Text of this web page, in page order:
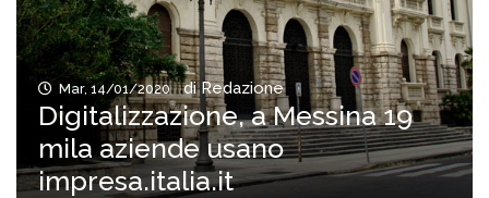
Mar, 14/01/2020 di Redazione
Digitalizzazione, a Messina 19
mila aziende usano
impresa.italia.it